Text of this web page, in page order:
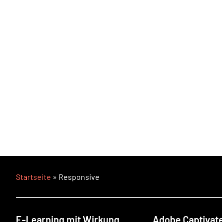
Startseite » Responsive
E-Learning mit Wirkung Adobe